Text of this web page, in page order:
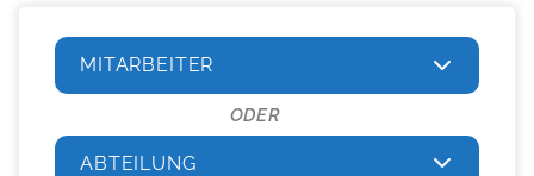
MITARBEITER
ODER
ABTEILUNG